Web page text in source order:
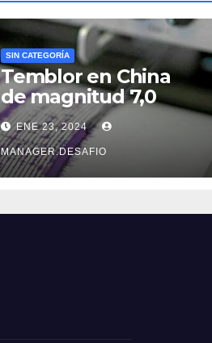
SIN CATEGORÍA
Temblor en China
de magnitud 7,0
sacudió la provincia
de Xinjiang
ENE 23, 2024
MANAGER.DESAFIO